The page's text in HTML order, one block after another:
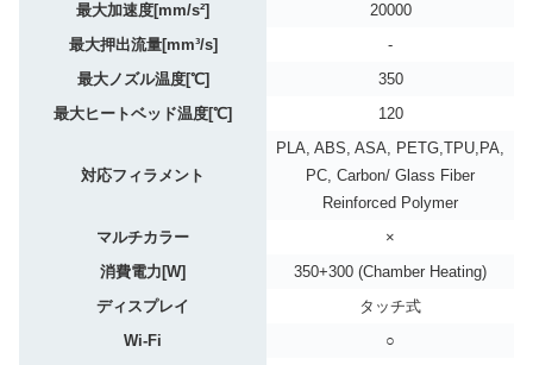
最大加速度[mm/s²]
20000
最大押出流量[mm³/s]
-
最大ノズル温度[℃]
350
最大ヒートベッド温度[℃]
120
対応フィラメント
PLA, ABS, ASA, PETG,TPU,PA,
PC, Carbon/ Glass Fiber
Reinforced Polymer
マルチカラー
×
消費電力[W]
350+300 (Chamber Heating)
ディスプレイ
タッチ式
Wi-Fi
○